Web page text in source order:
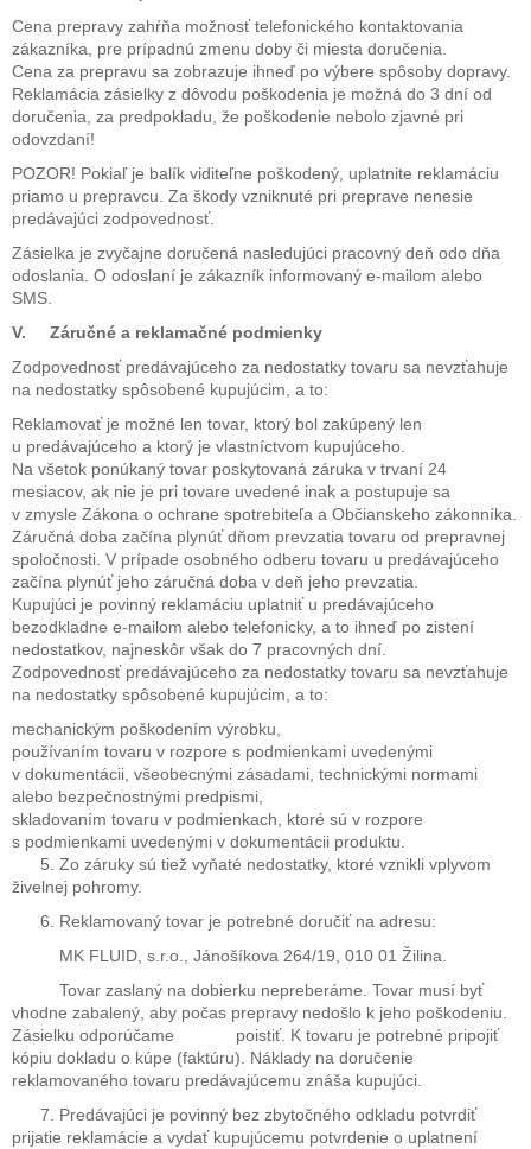
Cena prepravy zahŕňa možnosť telefonického kontaktovania
zákazníka, pre prípadnú zmenu doby či miesta doručenia.
Cena za prepravu sa zobrazuje ihneď po výbere spôsoby dopravy.
Reklamácia zásielky z dôvodu poškodenia je možná do 3 dní od
doručenia, za predpokladu, že poškodenie nebolo zjavné pri
odovzdaní!
POZOR! Pokiaľ je balík viditeľne poškodený, uplatnite reklamáciu
priamo u prepravcu. Za škody vzniknuté pri preprave nenesie
predávajúci zodpovednosť.
Zásielka je zvyčajne doručená nasledujúci pracovný deň odo dňa
odoslania. O odoslaní je zákazník informovaný e-mailom alebo
SMS.
V. Záručné a reklamačné podmienky
Zodpovednosť predávajúceho za nedostatky tovaru sa nevzťahuje
na nedostatky spôsobené kupujúcim, a to:
Reklamovať je možné len tovar, ktorý bol zakúpený len
u predávajúceho a ktorý je vlastníctvom kupujúceho.
Na všetok ponúkaný tovar poskytovaná záruka v trvaní 24
mesiacov, ak nie je pri tovare uvedené inak a postupuje sa
v zmysle Zákona o ochrane spotrebiteľa a Občianskeho zákonníka.
Záručná doba začína plynúť dňom prevzatia tovaru od prepravnej
spoločnosti. V prípade osobného odberu tovaru u predávajúceho
začína plynúť jeho záručná doba v deň jeho prevzatia.
Kupujúci je povinný reklamáciu uplatniť u predávajúceho
bezodkladne e-mailom alebo telefonicky, a to ihneď po zistení
nedostatkov, najneskôr však do 7 pracovných dní.
Zodpovednosť predávajúceho za nedostatky tovaru sa nevzťahuje
na nedostatky spôsobené kupujúcim, a to:
mechanickým poškodením výrobku,
používaním tovaru v rozpore s podmienkami uvedenými
v dokumentácii, všeobecnými zásadami, technickými normami
alebo bezpečnostnými predpismi,
skladovaním tovaru v podmienkach, ktoré sú v rozpore
s podmienkami uvedenými v dokumentácii produktu.
5. Zo záruky sú tiež vyňaté nedostatky, ktoré vznikli vplyvom
živelnej pohromy.
6. Reklamovaný tovar je potrebné doručiť na adresu:
MK FLUID, s.r.o., Jánošíkova 264/19, 010 01 Žilina.
Tovar zaslaný na dobierku nepreberáme. Tovar musí byť
vhodne zabalený, aby počas prepravy nedošlo k jeho poškodeniu.
Zásielku odporúčame poistiť. K tovaru je potrebné pripojiť
kópiu dokladu o kúpe (faktúru). Náklady na doručenie
reklamovaného tovaru predávajúcemu znáša kupujúci.
7. Predávajúci je povinný bez zbytočného odkladu potvrdiť
prijatie reklamácie a vydať kupujúcemu potvrdenie o uplatnení